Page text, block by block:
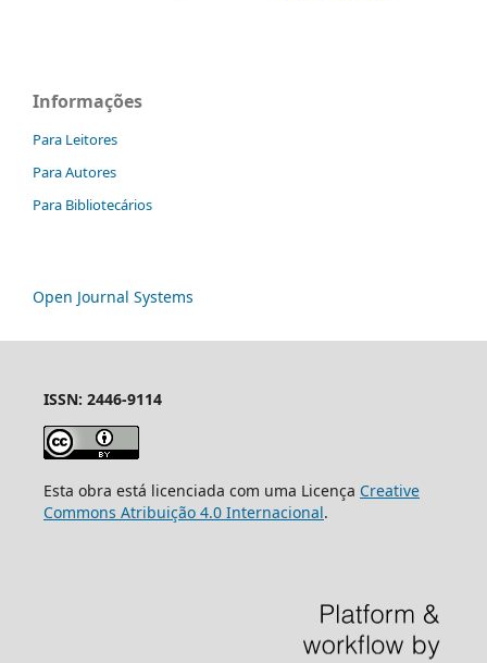
Informações
Para Leitores
Para Autores
Para Bibliotecários
Open Journal Systems
ISSN: 2446-9114
Esta obra está licenciada com uma Licença Creative
Commons Atribuição 4.0 Internacional.